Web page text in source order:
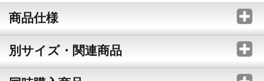
商品仕様
別サイズ・関連商品